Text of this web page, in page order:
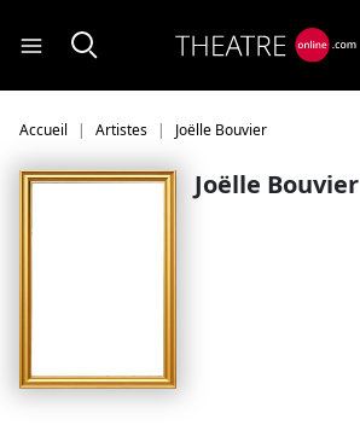
Accueil Artistes Joëlle Bouvier
Joëlle Bouvier